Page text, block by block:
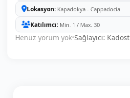
Lokasyon Kapadokya - Cappadocia
Katılımcı Min. 1 / Max. 30
Henüz yorum yok•Sağlayıcı: Kadost